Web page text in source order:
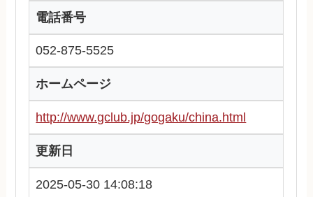
電話番号
052-875-5525
ホームページ
http://www.gclub.jp/gogaku/china.html
更新日
2025-05-30 14:08:18